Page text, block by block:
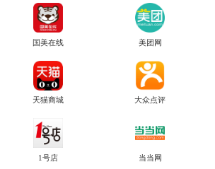
国美在线 美团网
天猫商城 大众点评
1号店 当当网